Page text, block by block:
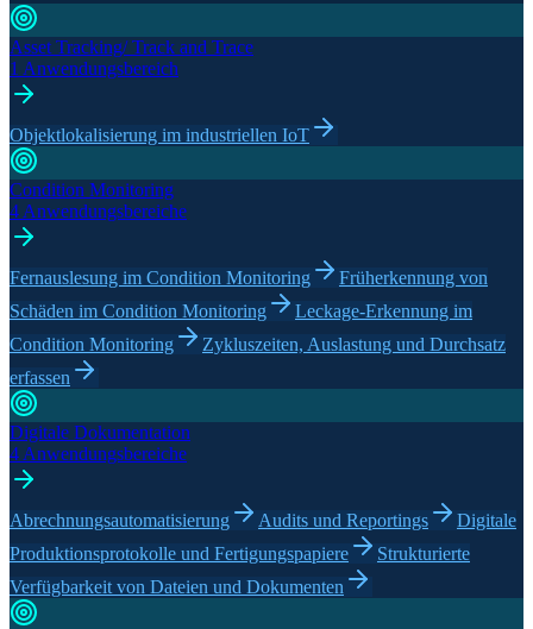
Asset Tracking/ Track and Trace
1 Anwendungsbereich
Objektlokalisierung im industriellen IoT
Condition Monitoring
4 Anwendungsbereiche
Fernauslesung im Condition Monitoring
Früherkennung von
Schäden im Condition Monitoring
Leckage-Erkennung im
Condition Monitoring
Zykluszeiten, Auslastung und Durchsatz
erfassen
Digitale Dokumentation
4 Anwendungsbereiche
Abrechnungsautomatisierung Audits und Reportings
Digitale
Produktionsprotokolle und Fertigungspapiere
Strukturierte
Verfügbarkeit von Dateien und Dokumenten